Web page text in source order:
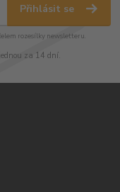
Přihlásit se
rozesílky newsletteru.
za 14 dní.